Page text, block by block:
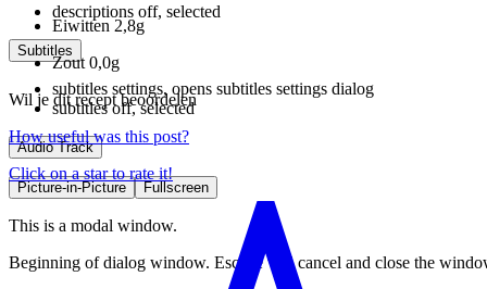
descriptions off, selected
Subtitles
subtitles settings, opens subtitles settings dialog
subtitles off, selected
Audio Track
Picture-in-Picture Fullscreen
This is a modal window.
Beginning of dialog window. Escape will cancel and close the
Eiwitten 2,8g
Zout 0,0g
Wil je dit recept beoordelen
How useful was this post?
Click on a star to rate it!